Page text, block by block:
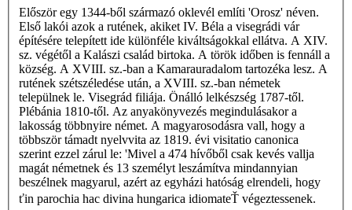
Először egy 1344-ből származó oklevél említi 'Orosz' néven.
Első lakói azok a rutének, akiket IV. Béla a visegrádi vár
építésére telepített ide különféle kiváltságokkal ellátva. A XIV.
sz. végétől a Kalászi család birtoka. A török időben is fennáll a
község. A XVIII. sz.-ban a Kamarauradalom tartozéka lesz. A
rutének szétszéledése után, a XVIII. sz.-ban németek
települnek le. Visegrád filiája. Önálló lelkészség 1787-től.
Plébánia 1810-től. Az anyakönyvezés megindulásakor a
lakosság többnyire német. A magyarosodásra vall, hogy a
többször támadt nyelvvita az 1819. évi visitatio canonica
szerint ezzel zárul le: 'Mivel a 474 hívőből csak kevés vallja
magát németnek és 13 személyt leszámítva mindannyian
beszélnek magyarul, azért az egyházi hatóság elrendeli, hogy
ťin parochia hac divina hungarica idiomateŤ végeztessenek.